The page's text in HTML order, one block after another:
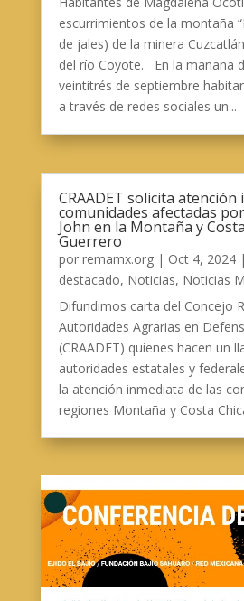
escurrimientos de la montaña
de jales) de la minera
del río Coyote. En la mañana
veintitrés de septiembre
a través de redes sociales un...
CRAADET solicita atención
comunidades afectadas
John en la Montaña y
Guerrero
por remamx.org| Oct 4, 2024|
destacado, Noticias, Noticias
Difundimos carta del Concejo
Autoridades Agrarias en
(CRAADET) quienes hacen un
autoridades estatales y
la atención inmediata de las
regiones Montaña y Costa